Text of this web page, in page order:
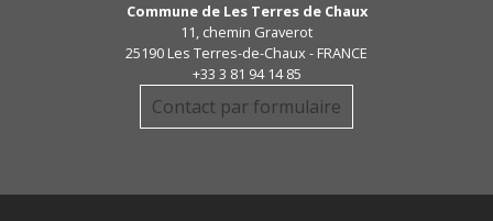
Commune de Les Terres de Chaux
11, chemin Graverot
25190 Les Terres-de-Chaux - FRANCE
+33 3 81 94 14 85
Contact par formulaire